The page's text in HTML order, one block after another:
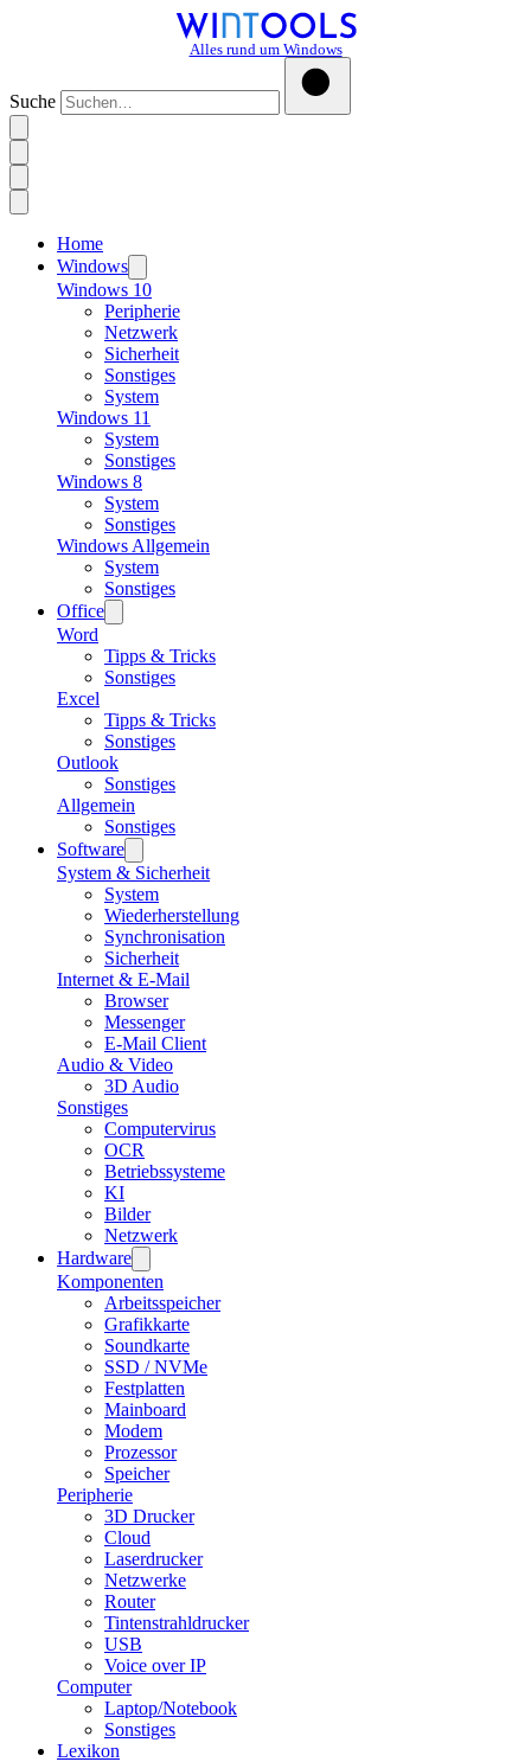
Alles rund um Windows
Suche
Home
Windows
Windows 10
Peripherie
Netzwerk
Sicherheit
Sonstiges
System
Windows 11
System
Sonstiges
Windows 8
System
Sonstiges
Windows Allgemein
System
Sonstiges
Office
Word
Tipps & Tricks
Sonstiges
Excel
Tipps & Tricks
Sonstiges
Outlook
Sonstiges
Allgemein
Sonstiges
Software
System & Sicherheit
System
Wiederherstellung
Synchronisation
Sicherheit
Internet & E-Mail
Browser
Messenger
E-Mail Client
Audio & Video
3D Audio
Sonstiges
Computervirus
OCR
Betriebssysteme
KI
Bilder
Netzwerk
Hardware
Komponenten
Arbeitsspeicher
Grafikkarte
Soundkarte
SSD / NVMe
Festplatten
Mainboard
Modem
Prozessor
Speicher
Peripherie
3D Drucker
Cloud
Laserdrucker
Netzwerke
Router
Tintenstrahldrucker
USB
Voice over IP
Computer
Laptop/Notebook
Sonstiges
Lexikon